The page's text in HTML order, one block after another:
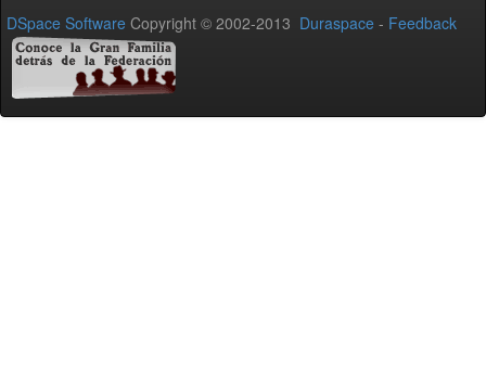
DSpace Software Copyright © 2002-2013 Duraspace - Feedback